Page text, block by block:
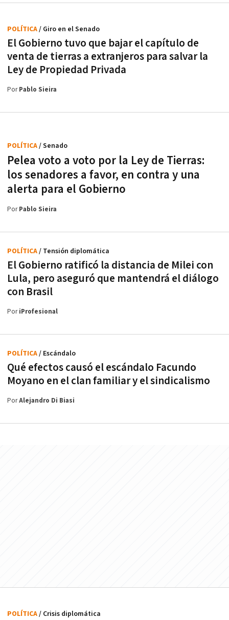
El Gobierno tuvo que bajar el capítulo de
venta de tierras a extranjeros para salvar la
Ley de Propiedad Privada
POLÍTICA/ Giro en el Senado
PorPablo Sieira
Pelea voto a voto por la Ley de Tierras:
los senadores a favor, en contra y una
alerta para el Gobierno
POLÍTICA/ Senado
PorPablo Sieira
El Gobierno ratificó la distancia de Milei con
Lula, pero aseguró que mantendrá el diálogo
con Brasil
POLÍTICA/ Tensión diplomática
PoriProfesional
Qué efectos causó el escándalo Facundo
Moyano en el clan familiar y el sindicalismo
POLÍTICA/ Escándalo
PorAlejandro Di Biasi
POLÍTICA/ Crisis diplomática